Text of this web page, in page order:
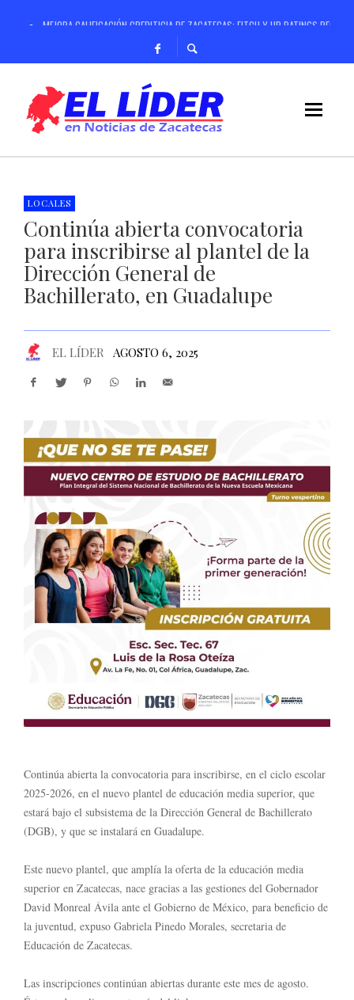
MEJORA CALIFICACIÓN CREDITICIA DE ZACATECAS; FITCH Y HR RATINGS
ANUNCIA GOBERNADOR DAVID MONREAL CAMPAÑA ESTATAL PARA PREVENIR Y
OPERACIÓN RASTRILLO DEBILITA ESTRUCTURAS CRIMINALES; ASEGURAN
REALIZARÁ GOBIERNO DE ZACATECAS CURSO DE VERANO PARA NIÑAS, NIÑOS Y
ANTE MÁS DE 4 MIL PRODUCTORES Y GANADEROS, ANUNCIA GOBERNADOR
CON REDUCCIÓN DE 97% EN HOMICIDIOS, HOY NO PRIVA LA IMPUNIDAD EN
LOCALES
Continúa abierta convocatoria
para inscribirse al plantel de la
Dirección General de
Bachillerato, en Guadalupe
EL LÍDER AGOSTO 6, 2025
Continúa abierta la convocatoria para inscribirse, en el ciclo escolar
2025-2026, en el nuevo plantel de educación media superior, que
estará bajo el subsistema de la Dirección General de Bachillerato
(DGB), y que se instalará en Guadalupe.
Este nuevo plantel, que amplía la oferta de la educación media
superior en Zacatecas, nace gracias a las gestiones del Gobernador
David Monreal Ávila ante el Gobierno de México, para beneficio de
la juventud, expuso Gabriela Pinedo Morales, secretaria de
Educación de Zacatecas.
Las inscripciones continúan abiertas durante este mes de agosto.